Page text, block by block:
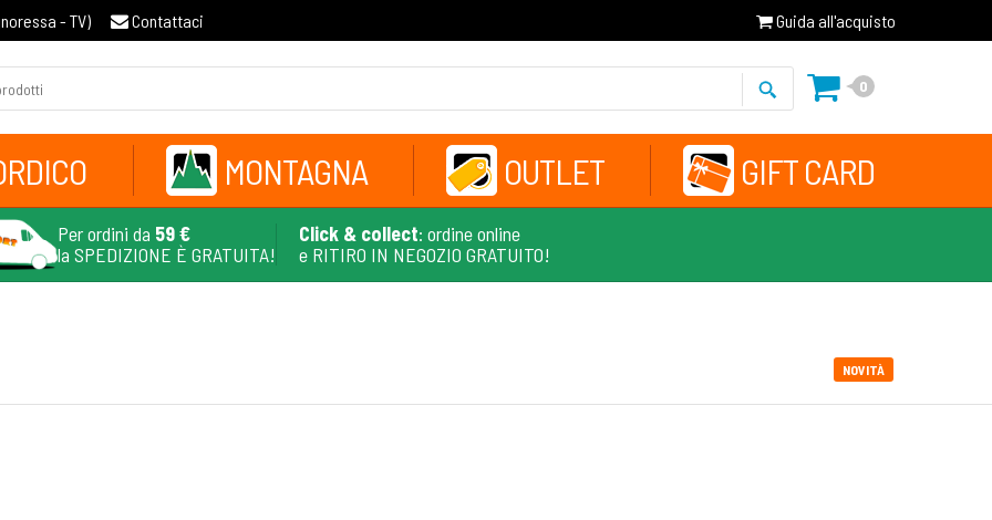
- TV) Contattaci Guida all'acquisto
0
MONTAGNA OUTLET GIFT CARD
Per ordini da 59 €
la SPEDIZIONE È GRATUITA!
Click & collect: ordine online
e RITIRO IN NEGOZIO GRATUITO!
NOVITÀ